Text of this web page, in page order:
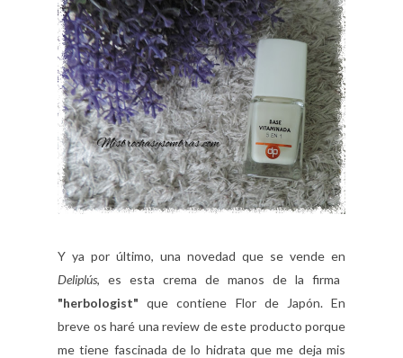
Y ya por último, una novedad que se vende en
Deliplús, es esta crema de manos de la firma
"herbologist"que contiene Flor de Japón. En
breve os haré una review de este producto porque
me tiene fascinada de lo hidrata que me deja mis